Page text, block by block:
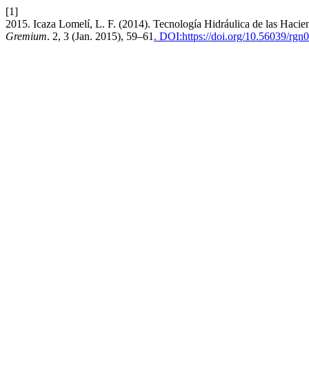
[1]
2015. Icaza Lomelí, L. F. (2014). Tecnología Hidráulica de las
Gremium. 2, 3 (Jan. 2015), 59–61 . DOI:https://doi.org/10.56039/